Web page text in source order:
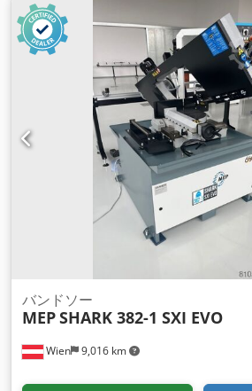
Wien 9,016 km
バンドソー
MEPSHARK 382-1 SXI EVO